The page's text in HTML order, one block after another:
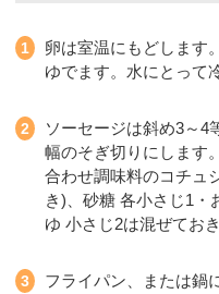
卵は室温にもどします
ゆでます。水にとって
ソーセージは斜め3～4
幅のそぎ切りにします
合わせ調味料のコチュ
き)、砂糖 各小さじ1・
ゆ 小さじ2は混ぜておき
フライパン、または鍋